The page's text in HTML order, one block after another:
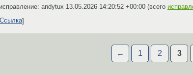
andytux 13.05.2026 14:20:52 +00:00 (всего
Ссылка
← 1 2 3